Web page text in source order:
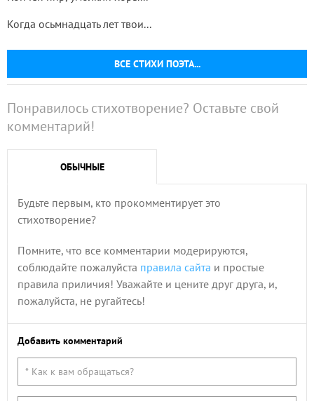
ВСЕ СТИХИ ПОЭТА...
Когда осьмнадцать лет твои...
Понравилось стихотворение? Оставьте свой
комментарий!
ОБЫЧНЫЕ
Будьте первым, кто прокомментирует это
стихотворение?
Помните, что все комментарии модерируются,
соблюдайте пожалуйста правила сайта и простые
правила приличия! Уважайте и цените друг друга, и,
пожалуйста, не ругайтесь!
Добавить комментарий